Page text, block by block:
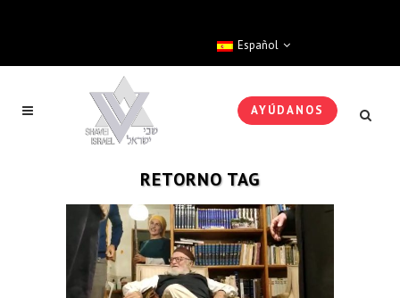
Español
AYÚDANOS
RETORNO TAG